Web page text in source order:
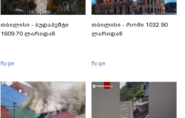
თბილისი - ბუდაპეშტი
1609.70 ლარიდან
fly.ge
თბილისი - რომი 1032.90
ლარიდან
fly.ge